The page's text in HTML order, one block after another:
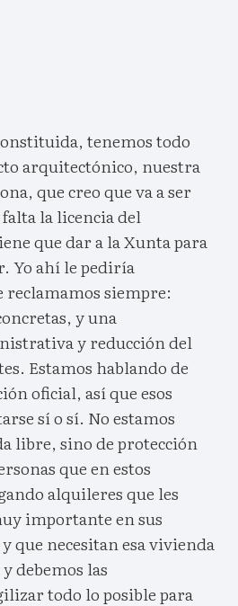
tenemos todo
arquitectónico, nuestra
que creo que va a ser
la licencia del
que dar a la Xunta para
Yo ahí le pediría
siempre:
y una
y reducción del
Estamos hablando de
oficial, así que esos
sí o sí. No estamos
libre, sino de protección
que en estos
alquileres que les
importante en sus
que necesitan esa vivienda
debemos las
todo lo posible para